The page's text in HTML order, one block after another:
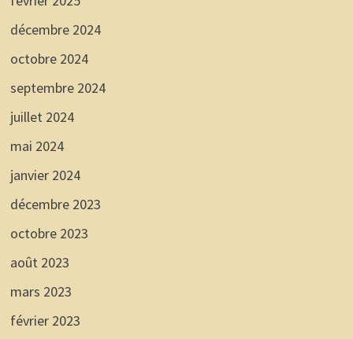
décembre 2024
octobre 2024
septembre 2024
juillet 2024
mai 2024
janvier 2024
décembre 2023
octobre 2023
août 2023
mars 2023
février 2023